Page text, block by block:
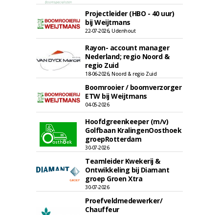
Projectleider (HBO - 40 uur)
bij Weijtmans
22-07-2026, Udenhout
Rayon- account manager
Nederland; regio Noord &
regio Zuid
18-06-2026, Noord & regio Zuid
Boomrooier / boomverzorger
ETW bij Weijtmans
04-05-2026
Hoofdgreenkeeper (m/v)
Golfbaan KralingenOosthoek
groepRotterdam
30-07-2026
Teamleider Kwekerij &
Ontwikkeling bij Diamant
groep Groen Xtra
30-07-2026
Proefveldmedewerker/
Chauffeur